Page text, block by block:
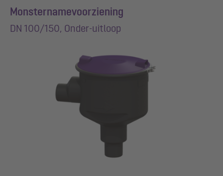
Monsternamevoorziening
DN 100/150, Onder-uitloop